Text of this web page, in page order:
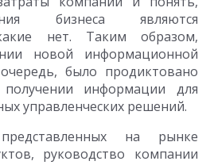
бизнеса являются
нет. Таким образом,
новой информационной
было продиктовано
информации для
управленческих решений.
на рынке
руководство компании